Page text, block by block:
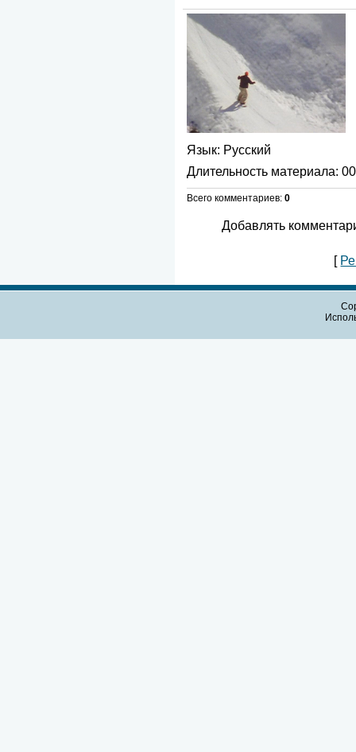
Язык: Русский
Длительность материала:
Всего комментариев: 0
Добавлять
[